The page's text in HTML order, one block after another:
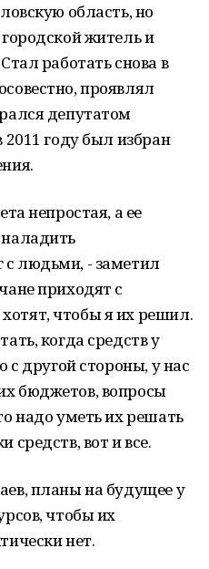
область, но
житель и
работать снова в
проявлял
депутатом
2011 году был избран
непростая, а ее
с людьми, - заметил
приходят с
чтобы я их решил.
когда средств у
с другой стороны, у нас
бюджетов, вопросы
надо уметь их решать
средств, вот и все.
планы на будущее у
чтобы их
нет.